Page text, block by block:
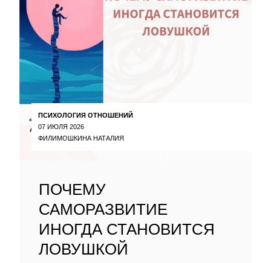
ПСИХОЛОГИЯ ОТНОШЕНИЙ
07 ИЮЛЯ 2026
ФИЛИМОШКИНА НАТАЛИЯ
ПОЧЕМУ
САМОРАЗВИТИЕ
ИНОГДА СТАНОВИТСЯ
ЛОВУШКОЙ